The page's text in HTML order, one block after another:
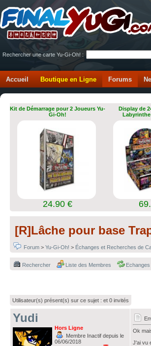
Rechercher une carte Yu-Gi-Oh! :
Accueil Boutique en Ligne Forums
Kit de Démarrage pour 2 Joueurs Yu-
Gi-Oh!
24.90 €
Display de
[R]Lâche pour base
Forum > Yu-Gi-Oh! > Échanges et Recherches de
Rechercher Liste des Membres Echanges
Utilisateur(s) présent(s) sur ce sujet : et 0 invités
Yudi
Hors Ligne
Membre Inactif depuis le
06/06/2018
Ok
J'ai vu